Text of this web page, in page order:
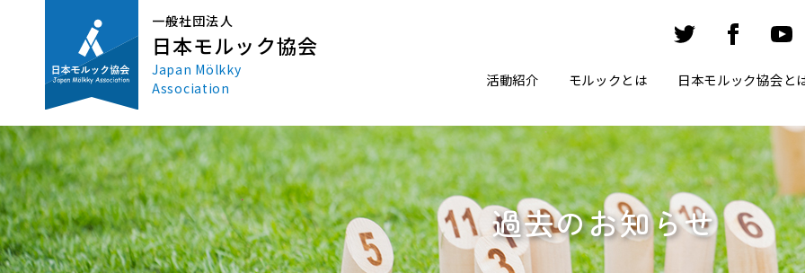
一般社団法人
日本モルック協会
Japan Mölkky
Association
活動紹介 モルックとは 日本モルック協会と
過去のお知らせ